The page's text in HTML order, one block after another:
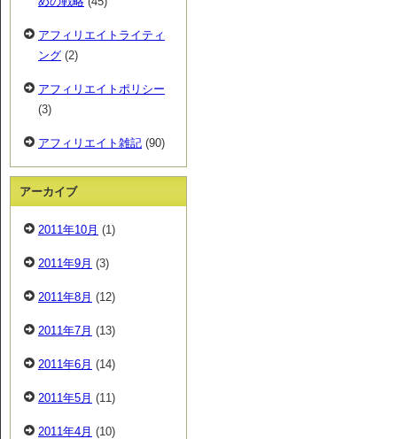
アフィリエイトライティ
ング (2)
アフィリエイトポリシー
(3)
アフィリエイト雑記 (90)
アーカイブ
2011年10月 (1)
2011年9月 (3)
2011年8月 (12)
2011年7月 (13)
2011年6月 (14)
2011年5月 (11)
2011年4月 (10)